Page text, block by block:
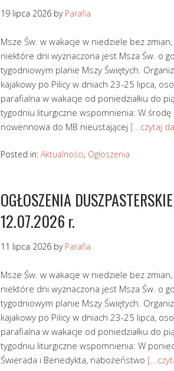
19 lipca 2026 by Parafia
Msze Św. w wakacje w niedziele bez
niektóre dni wyznaczona jest Msza Św. o
tygodniowym planie Mszy Świętych.
kajakowy po Pilicy w dniach 23-25 lipca,
parafialna w wakacje od poniedziałku do
tygodniu liturgiczne wspomnienia: W środę
nowennowa do MB nieustającej [...czytaj
Posted in: Aktualności, Ogłoszenia
OGŁOSZENIA
12.07.2026 r.
11 lipca 2026 by Parafia
Msze Św. w wakacje w niedziele bez
niektóre dni wyznaczona jest Msza Św. o
tygodniowym planie Mszy Świętych.
kajakowy po Pilicy w dniach 23-25 lipca,
parafialna w wakacje od poniedziałku do
tygodniu liturgiczne wspomnienia: W
Świerada i Benedykta, nabożeństwo